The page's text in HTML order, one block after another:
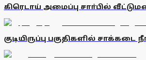
கிரெடாய் அமைப்பு சாா்பில்
குடியிருப்பு பகுதிகளில்